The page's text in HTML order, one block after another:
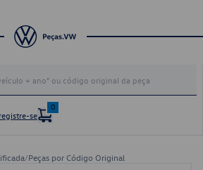
se
0
/Peças por Código Original